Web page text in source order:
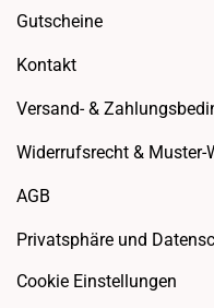
Gutscheine
Kontakt
Versand- &
Widerrufsrecht &
AGB
Privatsphäre und
Cookie Einstellungen